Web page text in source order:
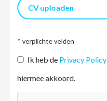
CV uploaden
* verplichte velden
Ik heb de Privacy Policy
hiermee akkoord.